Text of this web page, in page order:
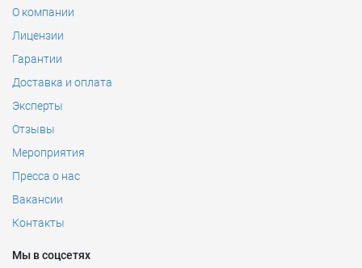
О компании
Лицензии
Гарантии
Доставка и оплата
Эксперты
Отзывы
Мероприятия
Пресса о нас
Вакансии
Контакты
Мы в соцсетях